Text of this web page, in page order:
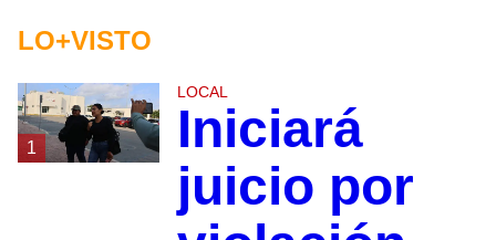
LO+VISTO
1
LOCAL
Iniciará
juicio por